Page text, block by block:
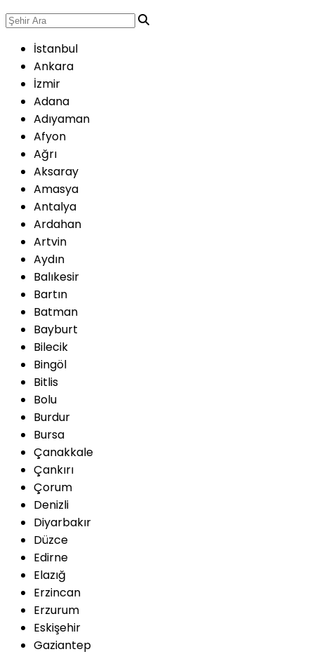
İstanbul
Ankara
İzmir
Adana
Adıyaman
Afyon
Ağrı
Aksaray
Amasya
Antalya
Ardahan
Artvin
Aydın
Balıkesir
Bartın
Batman
Bayburt
Bilecik
Bingöl
Bitlis
Bolu
Burdur
Bursa
Çanakkale
Çankırı
Çorum
Denizli
Diyarbakır
Düzce
Edirne
Elazığ
Erzincan
Erzurum
Eskişehir
Gaziantep